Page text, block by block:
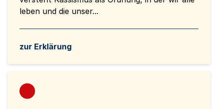
leben und die unser...
zur Erklärung